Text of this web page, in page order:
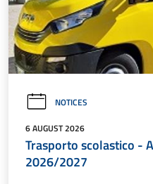
NOTICES
6 AUGUST 2026
Trasporto scolastico -
2026/2027